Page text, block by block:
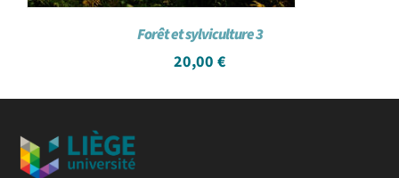
Forêt et sylviculture 3
20,00 €